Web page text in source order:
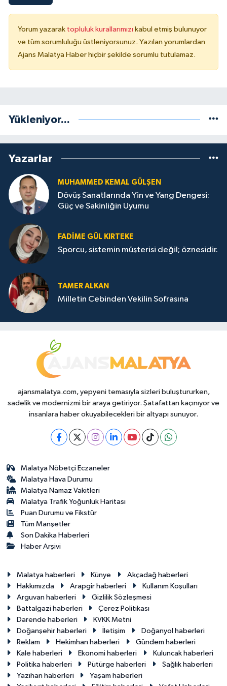
Yorum yazarak topluluk kurallarımızı kabul etmiş bulunuyor
ve tüm sorumluluğu üstleniyorsunuz. Yazılan yorumlardan
Ajans Malatya Haber hiçbir şekilde sorumlu tutulamaz.
Yükleniyor...
Yazarlar
MUHAMMED KEMAL GÜLŞEN
Dövüş Sanatlarında Yin ve Yang Dengesi:
Güç ve Sakinliğin Uyumu
FADIME GÜL KIRTEKE
Sporcu, sistemin müşterisi değil; öznesidir.
TAMER ALKAN
Milletin Cebinden Vekilin Sofrasına
ajansmalatya.com, yepyeni temasıyla sizleri buluştururken,
sadelik ve modernizmi bir araya getiriyor. Şatafattan kaçınıyor ve
insanlara haber okuyabilecekleri bir altyapı sunuyor.
Malatya Nöbetçi Eczaneler
Malatya Hava Durumu
Malatya Namaz Vakitleri
Malatya Trafik Yoğunluk Haritası
Puan Durumu ve Fikstür
Tüm Manşetler
Son Dakika Haberleri
Haber Arşivi
Malatya haberleri Künye
Akçadağ haberleri
Hakkımızda
Arapgir haberleri
Kullanım Koşulları
Arguvan haberleri
Gizlilik Sözleşmesi
Battalgazi haberleri
Çerez Politikası
Darende haberleri
KVKK Metni
Doğanşehir haberleri
İletişim
Doğanyol haberleri
Reklam
Hekimhan haberleri
Gündem haberleri
Kale haberleri
Ekonomi haberleri
Kuluncak haberleri
Politika haberleri
Pütürge haberleri
Sağlık haberleri
Yazıhan haberleri
Yaşam haberleri